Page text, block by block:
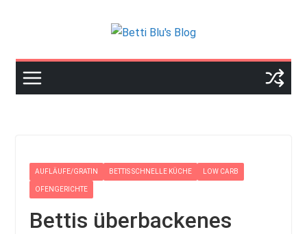
AUFLÄUFE/GRATIN BETTIS SCHNELLE KÜCHE LOW CARB
OFENGERICHTE
Bettis überbackenes